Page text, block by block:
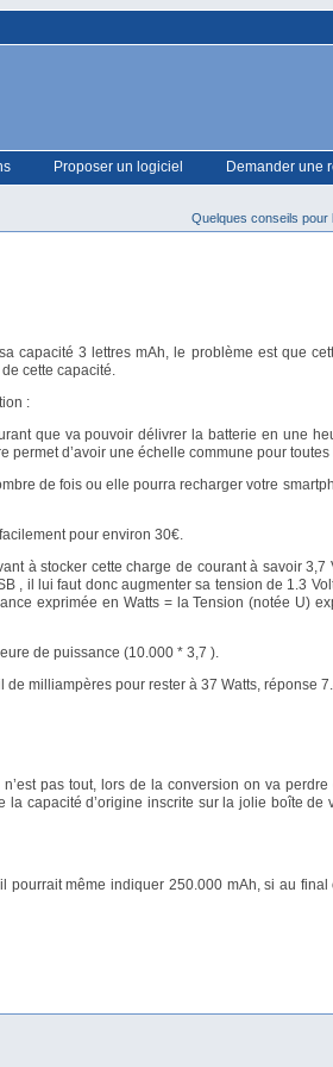
Proposer un logiciel Demander une
Quelques conseils pour
capacité 3 lettres mAh, le problème est que
cette capacité.
:
que va pouvoir délivrer la batterie en une
d’avoir une échelle commune pour
de fois ou elle pourra recharger votre
pour environ 30€.
à stocker cette charge de courant à savoir 3,7
, il lui faut donc augmenter sa tension de 1.3
exprimée en Watts = la Tension (notée U)
de puissance (10.000 * 3,7 ).
milliampères pour rester à 37 Watts, réponse
pas tout, lors de la conversion on va perdre
capacité d’origine inscrite sur la jolie boîte de
pourrait même indiquer 250.000 mAh, si au